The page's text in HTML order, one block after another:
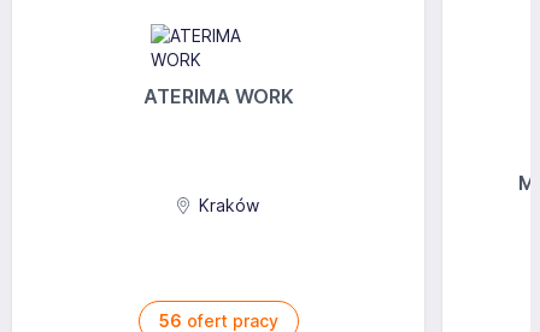
ATERIMA WORK
Kraków
56 ofert pracy